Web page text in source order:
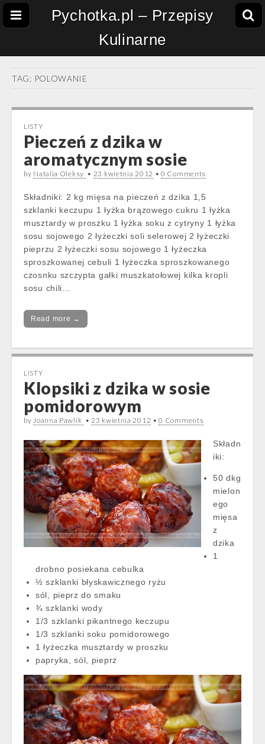
Pychotka.pl – Przepisy
Kulinarne
TAG: POLOWANIE
LISTY
Pieczeń z dzika w
aromatycznym sosie
by Natalia Oleksy • 23 kwietnia 2012 •0 Comments
Składniki: 2 kg mięsa na pieczeń z dzika 1,5
szklanki keczupu 1 łyżka brązowego cukru 1 łyżka
musztardy w proszku 1 łyżka soku z cytryny 1 łyżka
sosu sojowego 2 łyżeczki soli selerowej 2 łyżeczki
pieprzu 2 łyżeczki sosu sojowego 1 łyżeczka
sproszkowanej cebuli 1 łyżeczka sproszkowanego
czosnku szczypta gałki muszkatołowej kilka kropli
sosu chili…
Read more →
LISTY
Klopsiki z dzika w sosie
pomidorowym
byJoanna Pawlik •23 kwietnia 2012 •0 Comments
Składn
iki:
50 dkg
mielon
ego
mięsa
z
dzika
1
drobno posiekana cebulka
½ szklanki błyskawicznego ryżu
sól, pieprz do smaku
¾ szklanki wody
1/3 szklanki pikantnego keczupu
1/3 szklanki soku pomidorowego
1 łyżeczka musztardy w proszku
papryka, sól, pieprz